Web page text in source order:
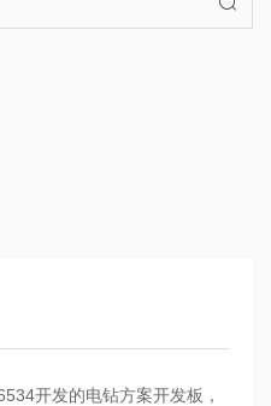
开发的电钻方案开发板，